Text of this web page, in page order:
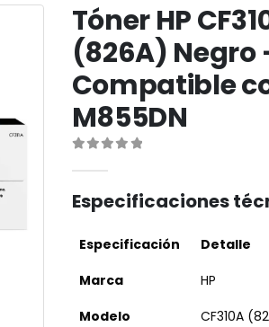
Tóner HP
(826A) Negro
Compatible
M855DN
Especificaciones
Especificación
Detalle
Marca
HP
Modelo
CF310A